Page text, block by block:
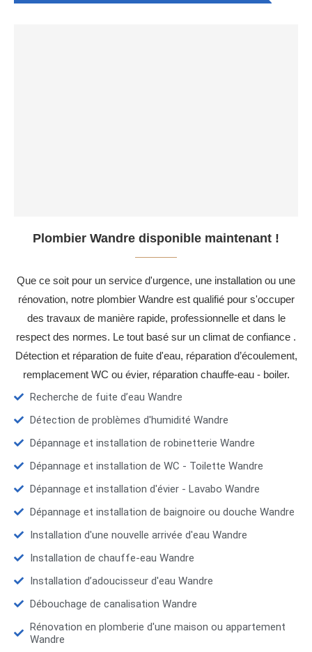
Plombier Wandre disponible maintenant !
Que ce soit pour un service d'urgence, une installation ou une
rénovation, notre plombier Wandre est qualifié pour s'occuper
des travaux de manière rapide, professionnelle et dans le
respect des normes. Le tout basé sur un climat de confiance .
Détection et réparation de fuite d'eau, réparation d’écoulement,
remplacement WC ou évier, réparation chauffe-eau - boiler.
Recherche de fuite d’eau Wandre
Détection de problèmes d'humidité Wandre
Dépannage et installation de robinetterie Wandre
Dépannage et installation de WC - Toilette Wandre
Dépannage et installation d'évier - Lavabo Wandre
Dépannage et installation de baignoire ou douche Wandre
Installation d'une nouvelle arrivée d'eau Wandre
Installation de chauffe-eau Wandre
Installation d’adoucisseur d'eau Wandre
Débouchage de canalisation Wandre
Rénovation en plomberie d'une maison ou appartement
Wandre